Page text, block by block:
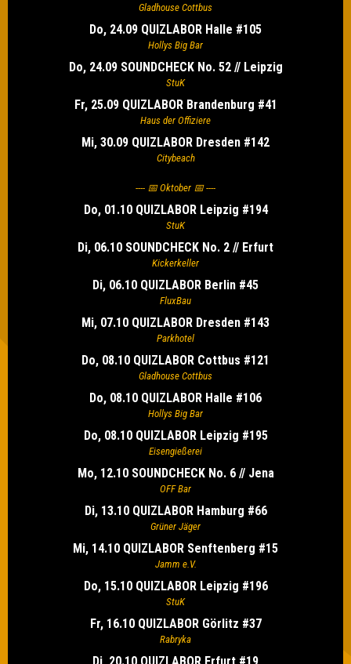
Gladhouse Cottbus
Do, 24.09 QUIZLABOR Halle #105
Hollys Big Bar
Do, 24.09 SOUNDCHECK No. 52 // Leipzig
StuK
Fr, 25.09 QUIZLABOR Brandenburg #41
Haus der Offiziere
Mi, 30.09 QUIZLABOR Dresden #142
Citybeach
---- 📅 Oktober 📅 ----
Do, 01.10 QUIZLABOR Leipzig #194
StuK
Di, 06.10 SOUNDCHECK No. 2 // Erfurt
Kickerkeller
Di, 06.10 QUIZLABOR Berlin #45
FluxBau
Mi, 07.10 QUIZLABOR Dresden #143
Parkhotel
Do, 08.10 QUIZLABOR Cottbus #121
Gladhouse Cottbus
Do, 08.10 QUIZLABOR Halle #106
Hollys Big Bar
Do, 08.10 QUIZLABOR Leipzig #195
Eisengießerei
Mo, 12.10 SOUNDCHECK No. 6 // Jena
OFF Bar
Di, 13.10 QUIZLABOR Hamburg #66
Grüner Jäger
Mi, 14.10 QUIZLABOR Senftenberg #15
Jamm e.V.
Do, 15.10 QUIZLABOR Leipzig #196
StuK
Fr, 16.10 QUIZLABOR Görlitz #37
Rabryka